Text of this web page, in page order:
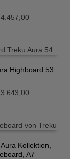
4.457,00
Highboard 53
3.643,00
Kollektion,
A7